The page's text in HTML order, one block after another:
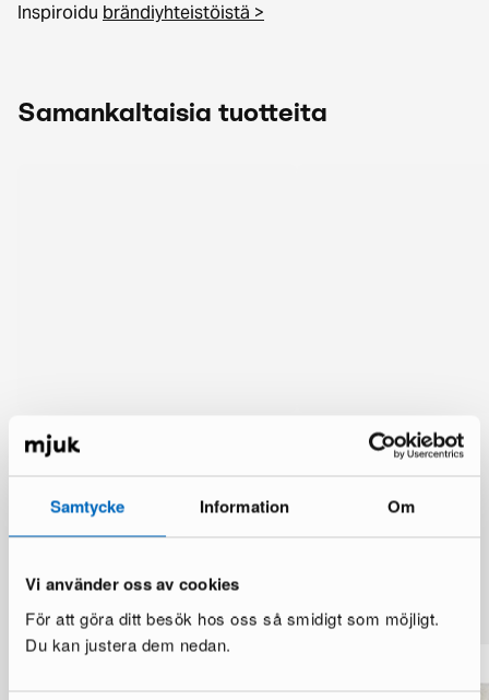
Samtycke Information Om
Vi använder oss av cookies
För att göra ditt besök hos oss så smidigt som möjligt.
Du kan justera dem nedan.
Inspiroidu brändiyhteistöistä >
Samankaltaisia tuotteita